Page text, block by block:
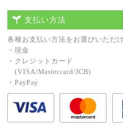
支払い方法
各種お⽀払い⽅法をお選びいただけ
・現⾦
・クレジットカード
(VISA/Mastercard/JCB)
・PayPay